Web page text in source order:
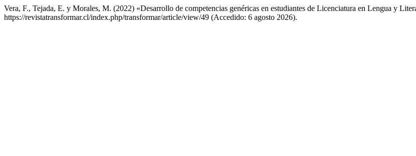
Vera, F., Tejada, E. y Morales, M. (2022) «Desarrollo de competencias genéricas en estudiantes de Licenciatura en Lengua y
https://revistatransformar.cl/index.php/transformar/article/view/49 (Accedido: 6 agosto 2026).